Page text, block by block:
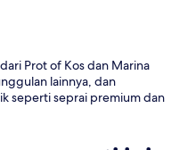
Prot of Kos dan Marina
lainnya, dan
seperti seprai premium dan